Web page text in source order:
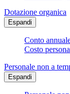
Dotazione organica
Espandi
Conto
Costo
Personale non a
Espandi